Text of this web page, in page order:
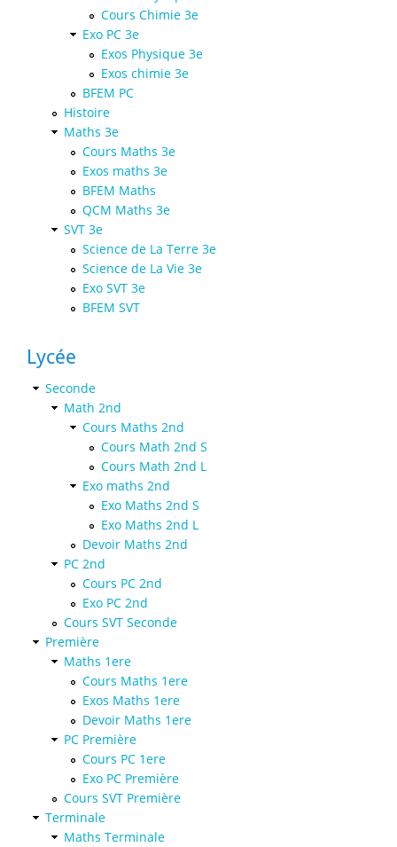
Cours Chimie 3e
Exo PC 3e
Exos Physique 3e
Exos chimie 3e
BFEM PC
Histoire
Maths 3e
Cours Maths 3e
Exos maths 3e
BFEM Maths
QCM Maths 3e
SVT 3e
Science de La Terre 3e
Science de La Vie 3e
Exo SVT 3e
BFEM SVT
Lycée
Seconde
Math 2nd
Cours Maths 2nd
Cours Math 2nd S
Cours Math 2nd L
Exo maths 2nd
Exo Maths 2nd S
Exo Maths 2nd L
Devoir Maths 2nd
PC 2nd
Cours PC 2nd
Exo PC 2nd
Cours SVT Seconde
Première
Maths 1ere
Cours Maths 1ere
Exos Maths 1ere
Devoir Maths 1ere
PC Première
Cours PC 1ere
Exo PC Première
Cours SVT Première
Terminale
Maths Terminale